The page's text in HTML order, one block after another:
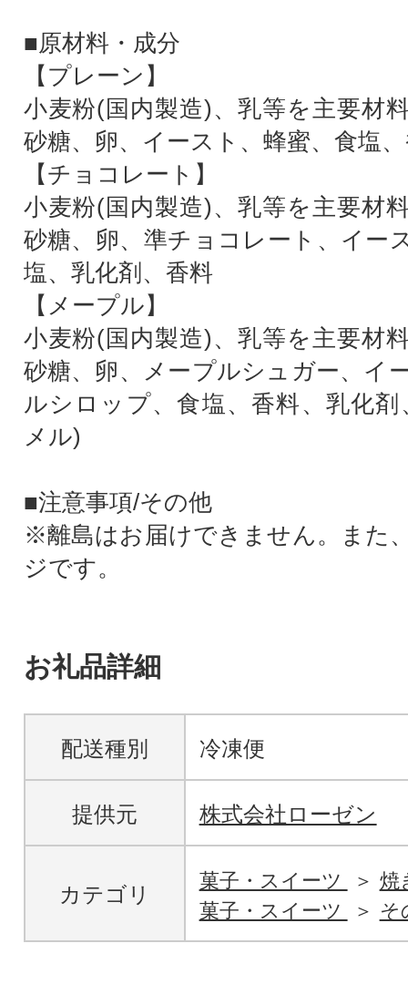
■原材料・成分
【プレーン】
小麦粉(国内製造)、乳等を主要材
砂糖、卵、イースト、蜂蜜、食塩
【チョコレート】
小麦粉(国内製造)、乳等を主要材
砂糖、卵、準チョコレート、イー
塩、乳化剤、香料
【メープル】
小麦粉(国内製造)、乳等を主要材
砂糖、卵、メープルシュガー、イ
ルシロップ、食塩、香料、乳化
メル)
■注意事項/その他
※離島はお届けできません。また
ジです。
お礼品詳細
配送種別 冷凍便
提供元 株式会社ローゼン
カテゴリ
菓子・スイーツ
焼
菓子・スイーツ
そ